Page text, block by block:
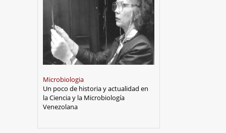
Microbiologia
Un poco de historia y actualidad en
la Ciencia y la Microbiología
Venezolana